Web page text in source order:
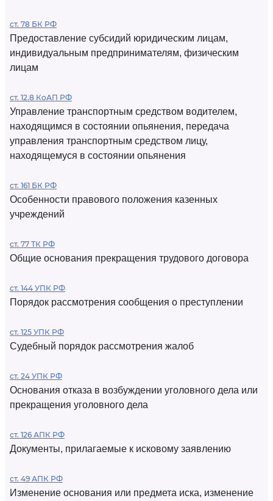
ст. 78 БК РФ
Предоставление субсидий юридическим лицам,
индивидуальным предпринимателям, физическим
лицам
ст. 12.8 КоАП РФ
Управление транспортным средством водителем,
находящимся в состоянии опьянения, передача
управления транспортным средством лицу,
находящемуся в состоянии опьянения
ст. 161 БК РФ
Особенности правового положения казенных
учреждений
ст. 77 ТК РФ
Общие основания прекращения трудового договора
ст. 144 УПК РФ
Порядок рассмотрения сообщения о преступлении
ст. 125 УПК РФ
Судебный порядок рассмотрения жалоб
ст. 24 УПК РФ
Основания отказа в возбуждении уголовного дела или
прекращения уголовного дела
ст. 126 АПК РФ
Документы, прилагаемые к исковому заявлению
ст. 49 АПК РФ
Изменение основания или предмета иска, изменение